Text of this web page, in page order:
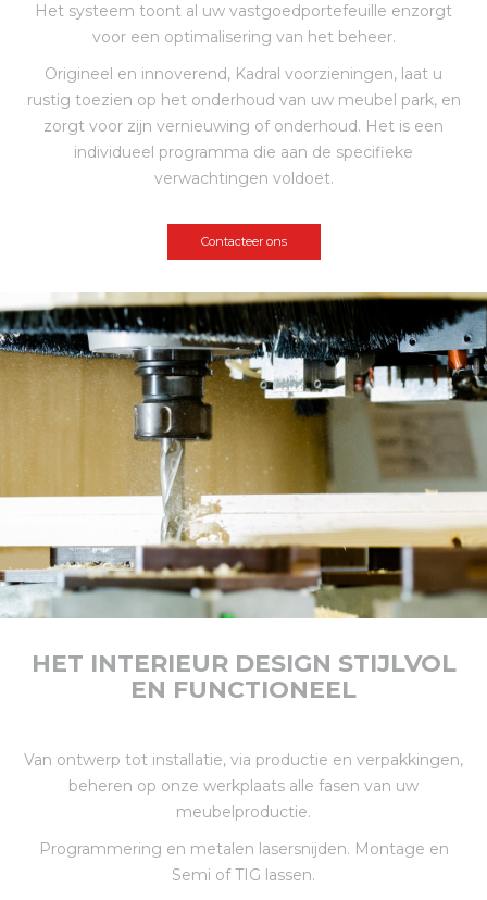
Het systeem toont al uw vastgoedportefeuille enzorgt
voor een optimalisering van het beheer.
Origineel en innoverend, Kadral voorzieningen, laat u
rustig toezien op het onderhoud van uw meubel park, en
zorgt voor zijn vernieuwing of onderhoud. Het is een
individueel programma die aan de specifieke
verwachtingen voldoet.
Contacteer ons
HET INTERIEUR DESIGN STIJLVOL
EN FUNCTIONEEL
Van ontwerp tot installatie, via productie en verpakkingen,
beheren op onze werkplaats alle fasen van uw
meubelproductie.
Programmering en metalen lasersnijden. Montage en
Semi of TIG lassen.